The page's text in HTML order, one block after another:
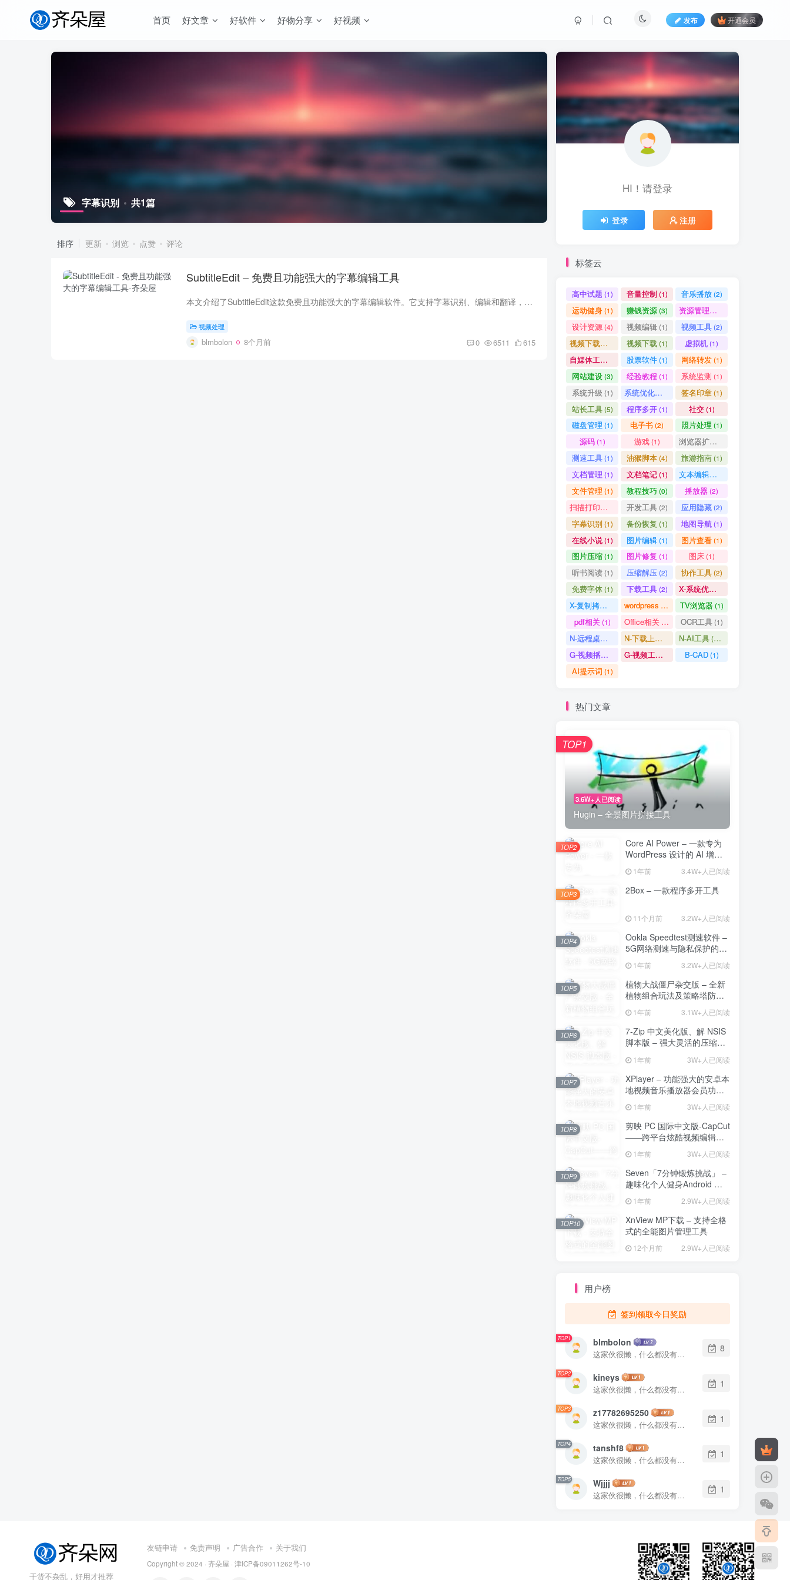
首页 好文章 好软件 好物分享 好视频 发布 开通会员
字幕识别 共1篇
排序 更新 浏览 点赞 评论
SubtitleEdit – 免费且功能强大的字幕编辑工具
本文介绍了SubtitleEdit这款免费且功能强大的字幕编辑软件。它支持字幕识别、编辑和翻译，界面简洁，操作方便，适合视频创作者、翻译爱好者和普通用户使用。文章还提供了详细的使用方法和用户评...
视频处理
blmbolon 8个月前 0 6511 615
HI！请登录
登录 注册
标签云
高中试题 (1) 音量控制 (1) 音乐播放(2)
运动健身(1) 赚钱资源(3) 资源管理器
设计资源(4) 视频编辑(1) 视频工具(2)
视频下载工具 视频下载(1) 虚拟机(1)
自媒体工具 股票软件(1) 网络转发(1)
网站建设(3) 经验教程 (1) 系统监测 (1)
系统升级 (1) 系统优化清理 签名印章(1)
站长工具(5) 程序多开(1) 社交(1)
磁盘管理 (1) 电子书(2) 照片处理 (1)
源码(1) 游戏(1) 浏览器扩展
测速工具(1) 油猴脚本(4) 旅游指南(1)
文档管理 (1) 文档笔记(1) 文本编辑器
文件管理 (1) 教程技巧(0) 播放器(2)
扫描打印软件 开发工具(2) 应用隐藏(2)
字幕识别 (1) 备份恢复 (1) 地图导航 (1)
在线小说(1) 图片编辑(1) 图片查看(1)
图片压缩(1) 图片修复 (1) 图床(1)
听书阅读(1) 压缩解压(2) 协作工具(2)
免费字体(1) 下载工具(2) X-系统优化
X-复制拷贝 wordpress TV浏览器(1)
pdf相关(1) Office相关 OCR工具(1)
N-远程桌面 N-下载上传 N-AI工具(37)
G-视频播放 G-视频工具 B-CAD(1)
AI提示词 (1)
热门文章
3.6W+人已阅读
Hugin – 全景图片拼接工具
TOP1
Core AI Power – 一款专为
WordPress 设计的 AI 增强
插件1年前 3.4W+人已阅读
TOP2
2Box – 一款程序多开工具
11个月前 3.2W+人已阅读
TOP3
Ookla Speedtest测速软件 –
5G网络测速与隐私保护的多
功能工具
1年前 3.2W+人已阅读
TOP4
植物大战僵尸杂交版 – 全新
植物组合玩法及策略塔防的
魅力1年前 3.1W+人已阅读
TOP5
7-Zip 中文美化版、解 NSIS
脚本版 – 强大灵活的压缩与
1年前 3W+人已阅读
TOP6
XPlayer – 功能强大的安卓本
地视频音乐播放器会员功能
1年前 3W+人已阅读
TOP7
剪映 PC 国际中文版-CapCut
——跨平台炫酷视频编辑与
1年前 3W+人已阅读
TOP8
Seven「7分钟锻炼挑战」 –
趣味化个人健身Android 直
1年前 2.9W+人已阅读
TOP9
XnView MP下载 – 支持全格
式的全能图片管理工具
12个月前 2.9W+人已阅读
TOP10
用户榜
签到领取今日奖励
TOP1 blmbolon
这家伙很懒，什么都没有写...
8
TOP2 kineys
这家伙很懒，什么都没有写...
1
TOP3 z17782695250
这家伙很懒，什么都没有写...
1
TOP4 tanshf8
这家伙很懒，什么都没有写...
1
TOP5 Wjjjj
这家伙很懒，什么都没有写...
1
干货不杂乱，好用才推荐
友链申请 免责声明 广告合作 关于我们
Copyright © 2024 · 齐朵屋 · 津ICP备09011262号-10